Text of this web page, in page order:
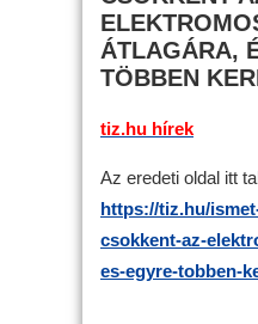
ÁTLAGÁRA,
TÖBBEN
tiz.hu hírek
Az eredeti oldal itt
https://tiz.hu/
csokkent-az-
es-egyre-tobben-